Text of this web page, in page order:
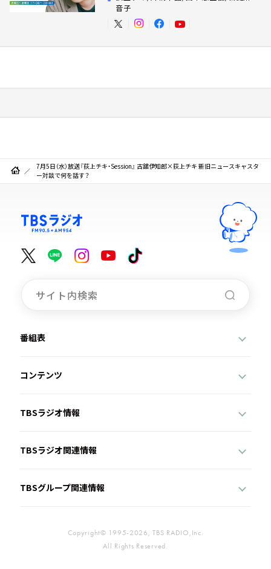
音子
7月5日（水）放送『荻上チキ・Session』 古舘伊知郎×荻上チキ 新旧ニュースキャスタ
ー対談で何を話す？
番組表
コンテンツ
TBSラジオ情報
TBSラジオ関連情報
TBSグループ関連情報
Copyright© 1995-2026, TBS RADIO,Inc.
All Rights Reserved.